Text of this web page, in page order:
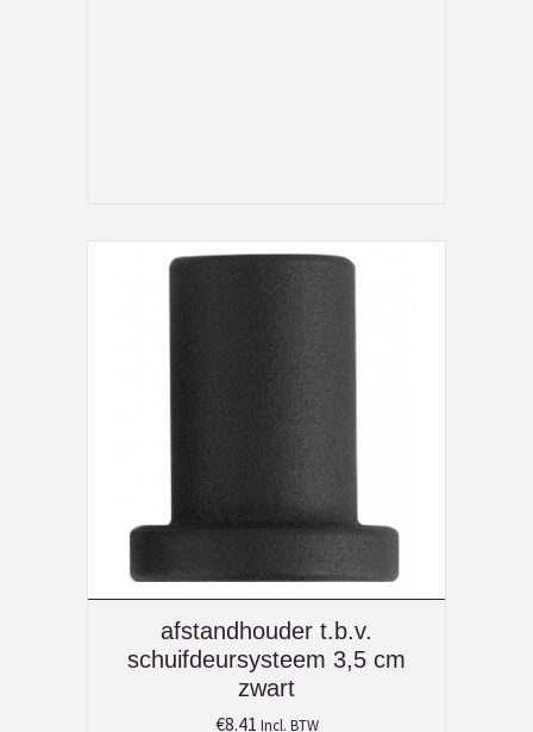
afstandhouder t.b.v.
schuifdeursysteem 3,5 cm
zwart
€8.41 Incl. BTW